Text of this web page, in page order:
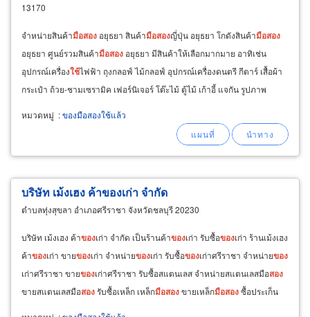
13170
จำหน่ายสินค้ามือสอง อยุธยา สินค้ามือสองญี่ปุ่น อยุธยา โกดังสินค้ามือสอง
อยุธยา ศูนย์รวมสินค้ามือสอง อยุธยา มีสินค้าให้เลือกมากมาย อาทิเช่น
อุปกรณ์เครื่องใช้ไฟฟ้า ถุงกลอฟ์ ไม้กลอฟ์ อุปกรณ์เครื่องดนตรี กีตาร์ เสื้อผ้า
กระเป๋า ถ้วย-ชามเซรามิค เฟอร์นิเจอร์ โต๊ะไม้ ตู้ไม้ เก้าอี้ แจกัน รูปภาพ
หมวดหมู่ :ของมือสองใช้แล้ว
บริษัท เม้งเฮง ค้าของเก่า จำกัด
ตำบลทุ่งสุขลา อำเภอศรีราชา จังหวัดชลบุรี 20230
บริษัท เม้งเฮง ค้าของเก่า จำกัด เป็นร้านค้าของเก่า รับซื้อของเก่า ร้านเม้งเฮง
ค้าของเก่า ขายของเก่า จำหน่ายของเก่า รับซื้อของเก่าศรีราชา จำหน่ายของ
เก่าศรีราชา ขายของเก่าศรีราชา รับซื้อสแตนเลส จำหน่ายสแตนเลสมือสอง
ขายสแตนเลสมือสอง รับซื้อเหล็ก เหล็กมือสองขายเหล็กมือสองซื้อประเก็น